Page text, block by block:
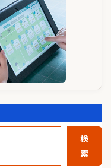
検
索